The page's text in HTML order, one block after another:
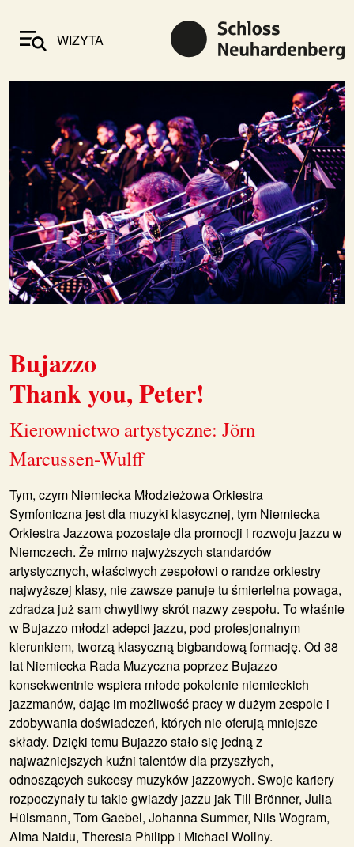
WIZYTA
Bujazzo
Thank you, Peter!
Kierownictwo artystyczne: Jörn
Marcussen-Wulff
Tym, czym Niemiecka Młodzieżowa Orkiestra
Symfoniczna jest dla muzyki klasycznej, tym Niemiecka
Orkiestra Jazzowa pozostaje dla promocji i rozwoju jazzu w
Niemczech. Że mimo najwyższych standardów
artystycznych, właściwych zespołowi o randze orkiestry
najwyższej klasy, nie zawsze panuje tu śmiertelna powaga,
zdradza już sam chwytliwy skrót nazwy zespołu. To właśnie
w Bujazzo młodzi adepci jazzu, pod profesjonalnym
kierunkiem, tworzą klasyczną bigbandową formację. Od 38
lat Niemiecka Rada Muzyczna poprzez Bujazzo
konsekwentnie wspiera młode pokolenie niemieckich
jazzmanów, dając im możliwość pracy w dużym zespole i
zdobywania doświadczeń, których nie oferują mniejsze
składy. Dzięki temu Bujazzo stało się jedną z
najważniejszych kuźni talentów dla przyszłych,
odnoszących sukcesy muzyków jazzowych. Swoje kariery
rozpoczynały tu takie gwiazdy jazzu jak Till Brönner, Julia
Hülsmann, Tom Gaebel, Johanna Summer, Nils Wogram,
Alma Naidu, Theresia Philipp i Michael Wollny.